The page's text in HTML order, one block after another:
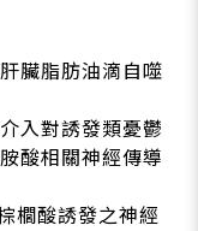
臟脂肪油滴自噬
入對誘發類憂鬱
酸相關神經傳導
櫚酸誘發之神經